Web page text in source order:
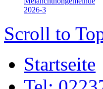
2026-3
Scroll to
Startseite